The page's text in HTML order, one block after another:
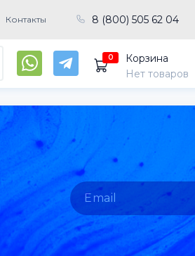
Контакты 8 (800) 505 62 04
0
Корзина
Нет товаров